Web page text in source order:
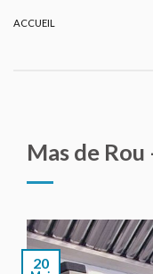
ACCUEIL
Mas de
20